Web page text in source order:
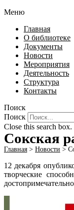
Меню
Главная
О библиотеке
Документы
Новости
Мероприятия
Деятельность
Структура
Контакты
Поиск
Поиск
Close this search box.
Сокская
Главная > Новости >
12 декабря
творческие